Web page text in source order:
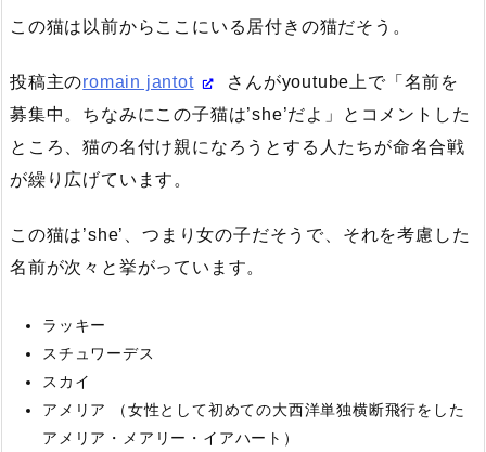
この猫は以前からここにいる居付きの猫だそう。
投稿主のromain jantot
さんがyoutube上で「名前を
募集中。ちなみにこの子猫は’she’だよ」とコメントした
ところ、猫の名付け親になろうとする人たちが命名合戦
が繰り広げています。
この猫は’she’、つまり女の子だそうで、それを考慮した
名前が次々と挙がっています。
ラッキー
スチュワーデス
スカイ
アメリア （女性として初めての大西洋単独横断飛行をした
アメリア・メアリー・イアハート）